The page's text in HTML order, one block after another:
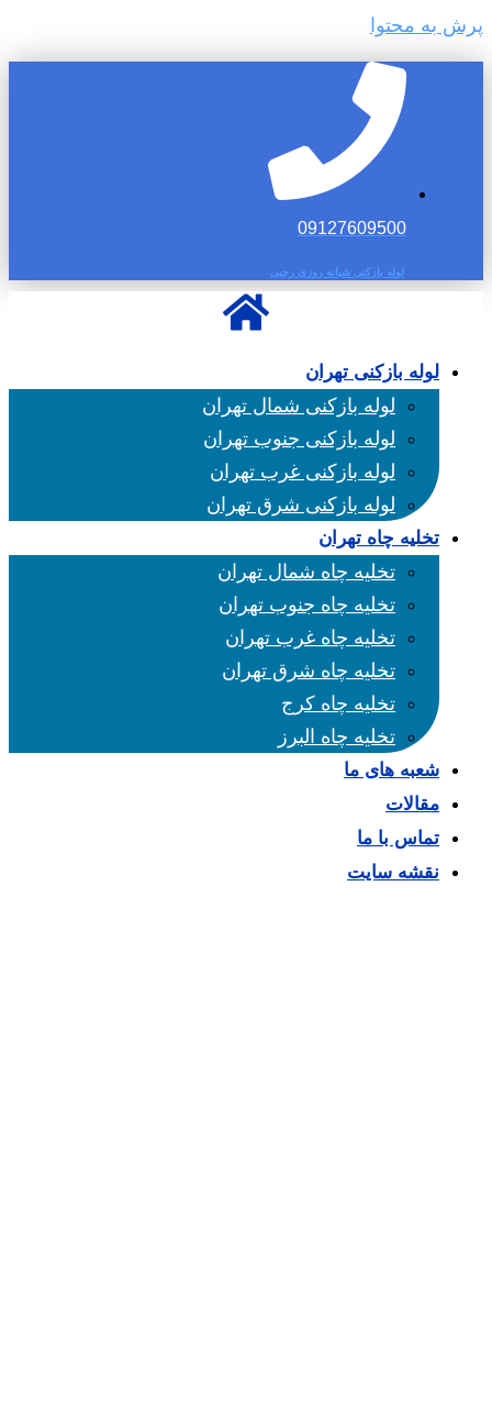
پرش به محتوا
09127609500
لوله بازکنی شبانه روزی رجبی
لوله بازکنی تهران
لوله بازکنی شمال تهران
لوله بازکنی جنوب تهران
لوله بازکنی غرب تهران
لوله بازکنی شرق تهران
تخلیه چاه تهران
تخلیه چاه شمال تهران
تخلیه چاه جنوب تهران
تخلیه چاه غرب تهران
تخلیه چاه شرق تهران
تخلیه چاه کرج
تخلیه چاه البرز
شعبه های ما
مقالات
تماس با ما
نقشه سایت